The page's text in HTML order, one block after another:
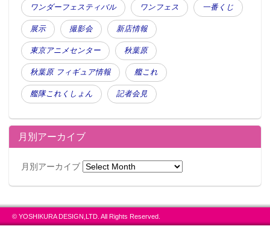
ワンダーフェスティバル ワンフェス 一番くじ
展示 撮影会 新店情報
東京アニメセンター 秋葉原
秋葉原 フィギュア情報 艦これ
艦隊これくしょん 記者会見
月別アーカイブ
月別アーカイブ
© YOSHIKURA DESIGN,LTD. All Rights Reserved.